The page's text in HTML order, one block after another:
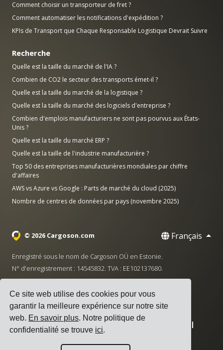
Ce site web utilise des cookies pour vous
garantir la meilleure expérience sur notre site
web. En savoir plus. Notre politique de
confidentialité se trouve ici.
Comment choisir un transporteur de fret ?
Comment automatiser les notifications d'expédition ?
KPIs de Transport que Chaque Responsable Logistique Devrait Suivre
Recherche
Quelle est la taille du marché de l'IA ?
Combien de CO2 le secteur des transports émet-il ?
Quelle est la taille du marché de la logistique ?
Quelle est la taille du marché des logiciels d'entreprise ?
Combien d'emplois manufacturiers ne sont pas pourvus aux États-
Unis ?
Quelle est la taille du marché ERP ?
Quelle est la taille de l'industrie manufacturière ?
Top 50 des entreprises manufacturières mondiales par chiffre
d'affaires
AWS vs Azure vs Google : Parts de marché du cloud (2025)
Nombre de centres de données par pays (novembre 2025)
© 2026 Cargoson.com Français
Enregistré sous le nom de Cargoson OÜ en Estonie.
N° d'enregistrement : 14545832. TVA : EE102137680.
· hello@cargoson.com
Conditions d'utilisation Politique de confidentialité
|